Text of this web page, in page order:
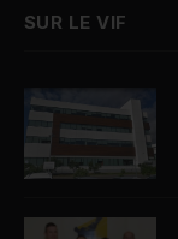
SUR LE VIF